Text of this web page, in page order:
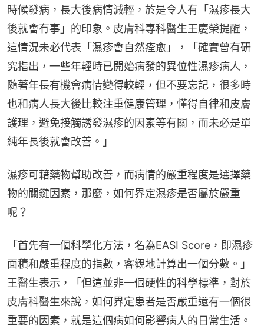
時候發病，長大後病情減輕，於是令人有「濕疹長大
後就會冇事」的印象。皮膚科專科醫生王慶榮提醒，
這情況未必代表「濕疹會自然痊愈」，「確實曾有研
究指出，一些年輕時已開始病發的異位性濕疹病人，
隨著年長有機會病情變得較輕，但不要忘記，很多時
也和病人長大後比較注重健康管理，懂得自律和皮膚
護理，避免接觸誘發濕疹的因素等有關，而未必是單
純年長後就會改善。」
濕疹可藉藥物幫助改善，而病情的嚴重程度是選擇藥
物的關鍵因素，那麼，如何界定濕疹是否屬於嚴重
呢？
「首先有一個科學化方法，名為EASI Score，即濕疹
面積和嚴重程度的指數，客觀地計算出一個分數。」
王醫生表示，「但這並非一個硬性的科學標準，對於
皮膚科醫生來說，如何界定患者是否嚴重還有一個很
重要的因素，就是這個病如何影響病人的日常生活。